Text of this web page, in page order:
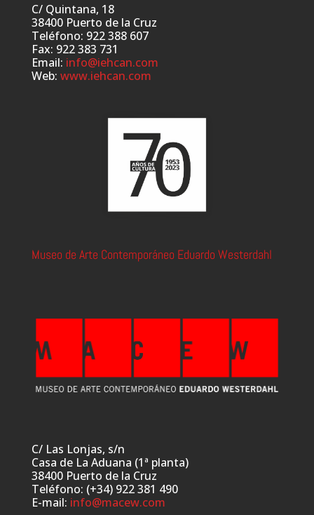
C/ Quintana, 18
38400 Puerto de la Cruz
Teléfono: 922 388 607
Fax: 922 383 731
Email: info@iehcan.com
Web: www.iehcan.com
Museo de Arte Contemporáneo Eduardo Westerdahl
C/ Las Lonjas, s/n
Casa de La Aduana (1ª planta)
38400 Puerto de la Cruz
Teléfono: (+34) 922 381 490
E-mail: info@macew.com